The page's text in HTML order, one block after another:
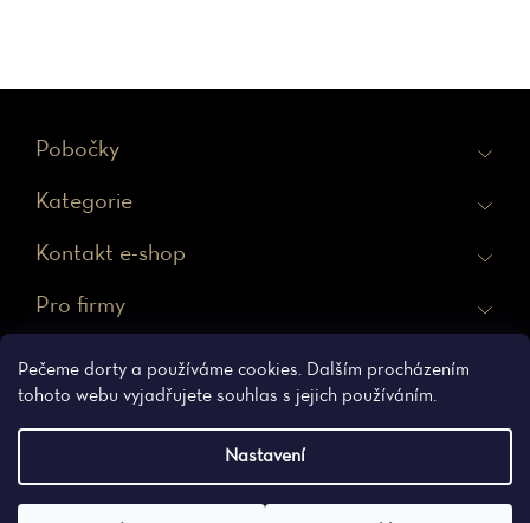
Pečeme dorty a používáme cookies. Dalším procházením
tohoto webu vyjadřujete souhlas s jejich používáním.
Nastavení
Pobočky
Kategorie
Kontakt e-shop
Pro firmy
Ochrana osobních údajů Obchodní podmínky
Vytvořil Shoptet